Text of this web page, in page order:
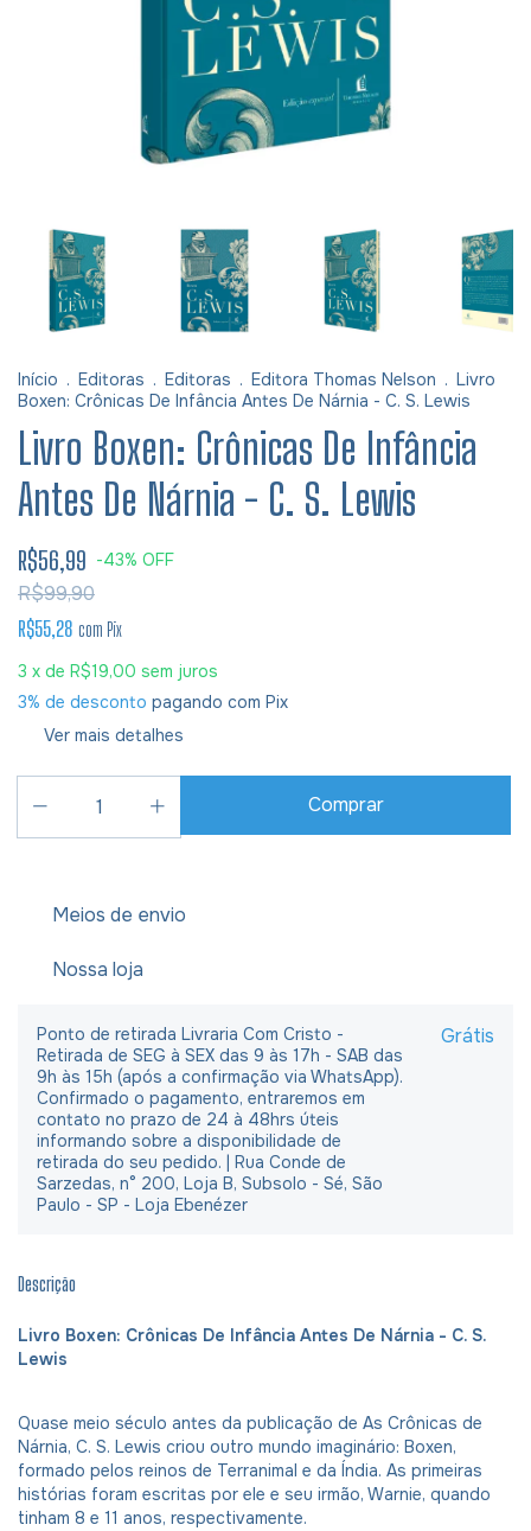
Início . Editoras . Editoras . Editora Thomas Nelson . Livro
Boxen: Crônicas De Infância Antes De Nárnia - C. S. Lewis
Livro Boxen: Crônicas De Infância
Antes De Nárnia - C. S. Lewis
R$56,99 -43% OFF
R$99,90
R$55,28 com Pix
3 x de R$19,00 sem juros
3% de desconto pagando com Pix
Ver mais detalhes
Meios de envio
Nossa loja
Ponto de retirada Livraria Com Cristo -
Retirada de SEG à SEX das 9 às 17h - SAB das
9h às 15h (após a confirmação via WhatsApp).
Confirmado o pagamento, entraremos em
contato no prazo de 24 à 48hrs úteis
informando sobre a disponibilidade de
retirada do seu pedido. | Rua Conde de
Sarzedas, n° 200, Loja B, Subsolo - Sé, São
Paulo - SP - Loja Ebenézer
Grátis
Descrição
Livro Boxen: Crônicas De Infância Antes De Nárnia - C. S.
Lewis
Quase meio século antes da publicação de As Crônicas de
Nárnia, C. S. Lewis criou outro mundo imaginário: Boxen,
formado pelos reinos de Terranimal e da Índia. As primeiras
histórias foram escritas por ele e seu irmão, Warnie, quando
tinham 8 e 11 anos, respectivamente.